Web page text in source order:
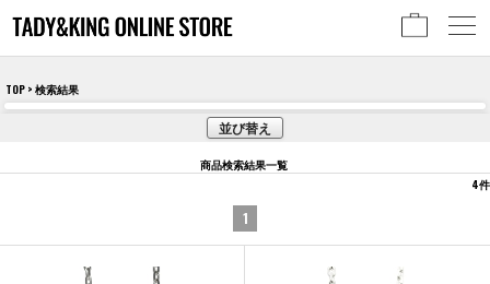
TOP > 検索結果
並び替え
商品検索結果一覧
4件
1